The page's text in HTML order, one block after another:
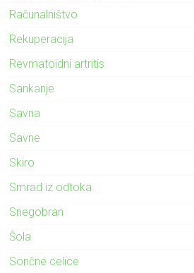
Računalništvo
Rekuperacija
Revmatoidni artritis
Sankanje
Savna
Savne
Skiro
Smrad iz odtoka
Snegobran
Šola
Sončne celice